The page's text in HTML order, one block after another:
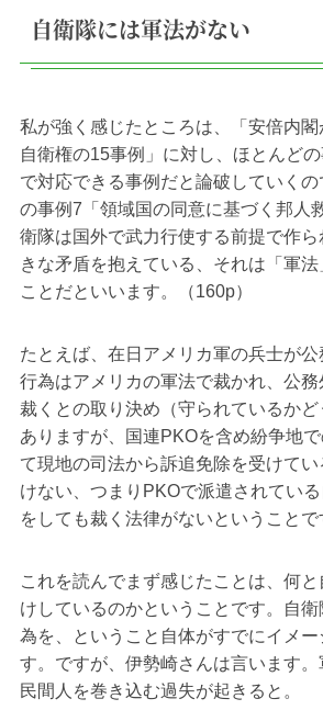
自衛隊には軍法がない
私が強く感じたところは、「安倍内閣
自衛権の15事例」に対し、ほとんど
で対応できる事例だと論破していく
の事例7「領域国の同意に基づく邦人
衛隊は国外で武力行使する前提で作
きな矛盾を抱えている、それは「軍
ことだといいます。（160p）
たとえば、在日アメリカ軍の兵士が
行為はアメリカの軍法で裁かれ、公
裁くとの取り決め（守られているか
ありますが、国連PKOを含め紛争地
て現地の司法から訴追免除を受けて
けない、つまりPKOで派遣されてい
をしても裁く法律がないということで
これを読んでまず感じたことは、何
けしているのかということです。自
為を、ということ自体がすでにイメ
す。ですが、伊勢崎さんは言います
民間人を巻き込む過失が起きると。